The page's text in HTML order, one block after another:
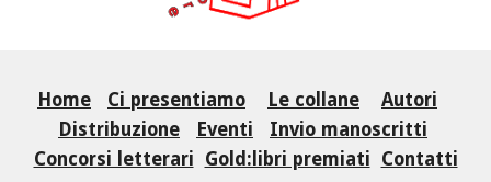
Home Ci presentiamo Le collane
Autori
Distribuzione
Eventi
Invio manoscritti
Concorsi letterari Gold:libri premiati Contatti